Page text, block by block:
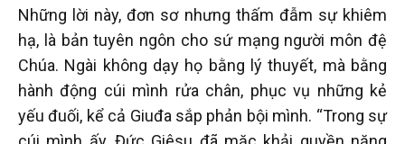
Những lời này, đơn sơ nhưng thấm đẫm sự khiêm
hạ, là bản tuyên ngôn cho sứ mạng người môn đệ
Chúa. Ngài không dạy họ bằng lý thuyết, mà bằng
hành động cúi mình rửa chân, phục vụ những kẻ
yếu đuối, kể cả Giuđa sắp phản bội mình. “Trong sự